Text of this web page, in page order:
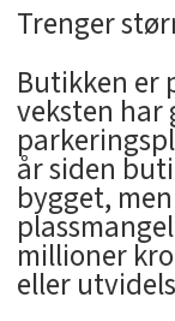
Trenger
Butikken er
veksten
år siden
bygget,
millioner
eller